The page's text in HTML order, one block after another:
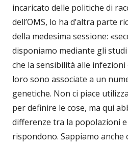
incaricato delle politiche di
dell’OMS, lo ha d’altra parte
della medesima sessione:
disponiamo mediante gli
che la sensibilità alle
loro sono associate a un
genetiche. Non ci piace
per definire le cose, ma qui
differenze tra la popolazioni
rispondono. Sappiamo